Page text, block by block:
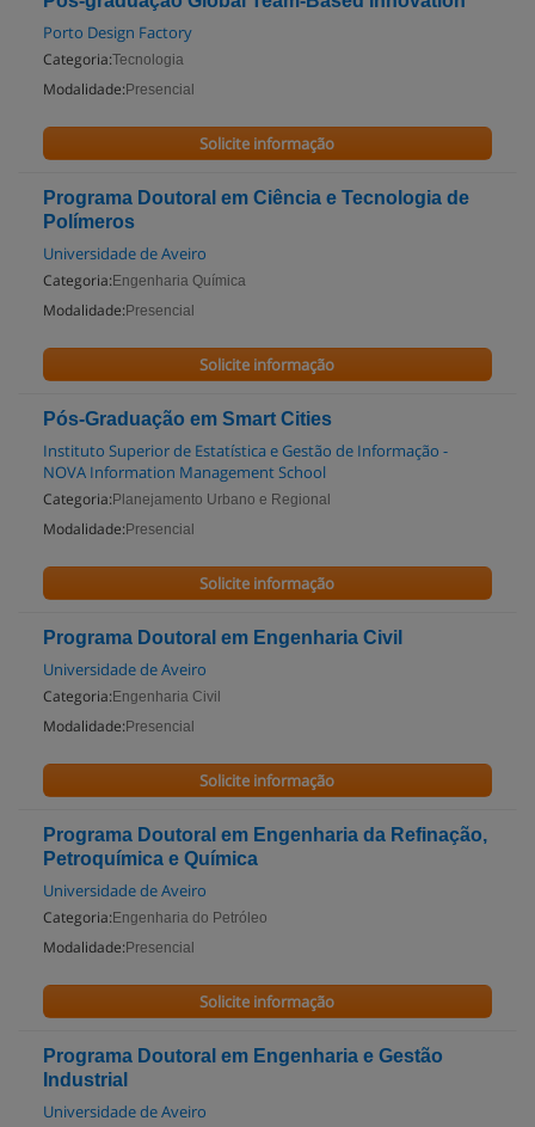
Porto Design Factory
Categoria:Tecnologia
Modalidade: Presencial
Solicite informação
Programa Doutoral em Ciência e Tecnologia de
Polímeros
Universidade de Aveiro
Categoria: Engenharia Química
Modalidade: Presencial
Solicite informação
Pós-Graduação em Smart Cities
Instituto Superior de Estatística e Gestão de Informação -
NOVA Information Management School
Categoria: Planejamento Urbano e Regional
Modalidade: Presencial
Solicite informação
Programa Doutoral em Engenharia Civil
Universidade de Aveiro
Categoria: Engenharia Civil
Modalidade: Presencial
Solicite informação
Programa Doutoral em Engenharia da Refinação,
Petroquímica e Química
Universidade de Aveiro
Categoria: Engenharia do Petróleo
Modalidade: Presencial
Solicite informação
Programa Doutoral em Engenharia e Gestão
Industrial
Universidade de Aveiro